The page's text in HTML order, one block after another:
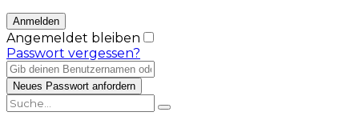
Angemeldet bleiben
Passwort vergessen?